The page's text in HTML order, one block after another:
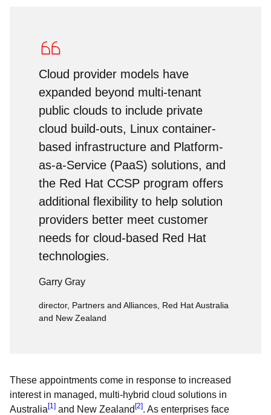
Cloud provider models have
expanded beyond multi-tenant
public clouds to include private
cloud build-outs, Linux container-
based infrastructure and Platform-
as-a-Service (PaaS) solutions, and
the Red Hat CCSP program offers
additional flexibility to help solution
providers better meet customer
needs for cloud-based Red Hat
technologies.
Garry Gray
director, Partners and Alliances, Red Hat Australia
and New Zealand
These appointments come in response to increased
interest in managed, multi-hybrid cloud solutions in
Australia[1] and New Zealand [2]. As enterprises face